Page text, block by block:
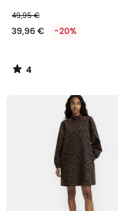
49,95 €
39,96 € -20%
4
/